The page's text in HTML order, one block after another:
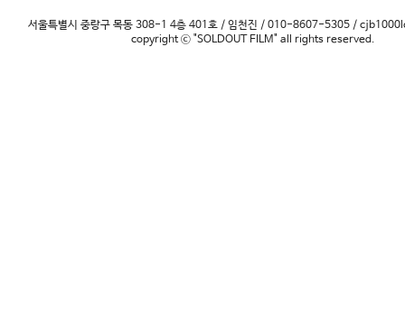
서울특별시 중랑구 목동 308-1 4층 401호 / 임천진 / 010-8607-5305 /
copyright ⓒ "SOLDOUT FILM" all rights reserved.